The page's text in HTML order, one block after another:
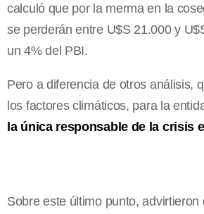
calculó que por la merma en la
se perderán entre U$S 21.000 y
un 4% del PBI.
Pero a diferencia de otros análisis,
los factores climáticos, para la
la única responsable de la crisis
Sobre este último punto, advirtieron